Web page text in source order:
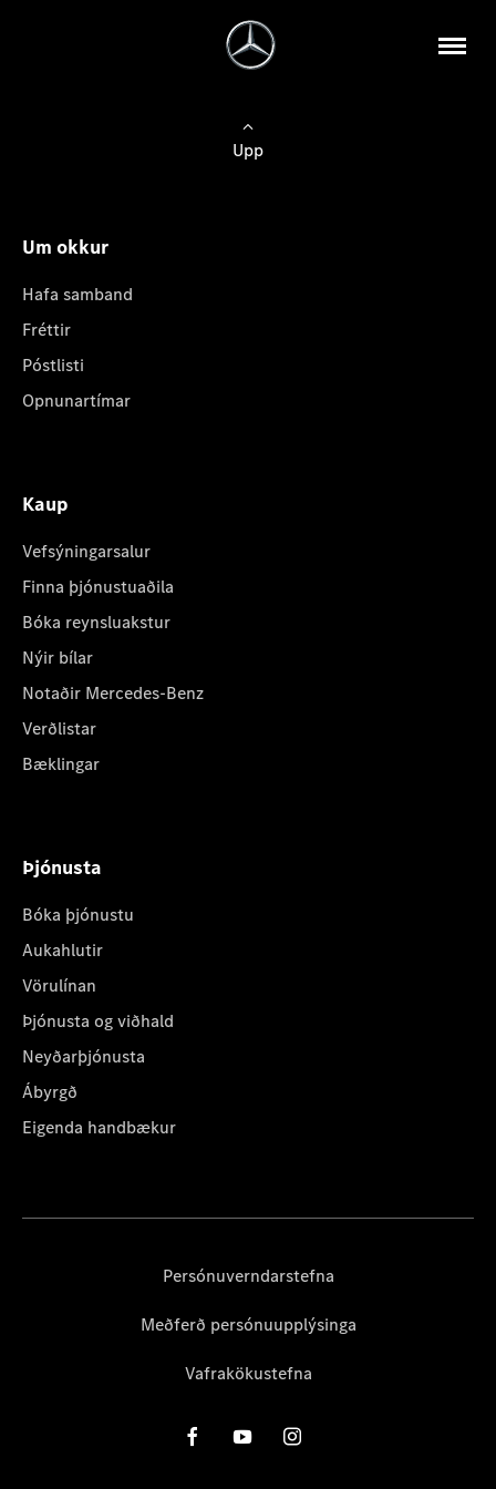
Upp
Um okkur
Hafa samband
Fréttir
Póstlisti
Opnunartímar
Kaup
Vefsýningarsalur
Finna þjónustuaðila
Bóka reynsluakstur
Nýir bílar
Notaðir Mercedes-Benz
Verðlistar
Bæklingar
Þjónusta
Bóka þjónustu
Aukahlutir
Vörulínan
Þjónusta og viðhald
Neyðarþjónusta
Ábyrgð
Eigenda handbækur
Persónuverndarstefna
Meðferð persónuupplýsinga
Vafrakökustefna